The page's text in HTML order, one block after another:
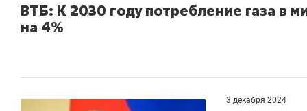
ВТБ: К 2030 году потребление газа в
на 4%
3 декабря 2024